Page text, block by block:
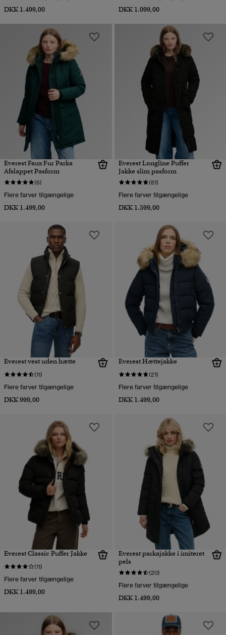
DKK 1.499,00 DKK 1.099,00
Everest Faux Fur Parka
Afslappet Pasform
(6)
Flere farver tilgængelige
DKK 1.499,00
Everest Longline Puffer
Jakke slim pasform
(81)
Flere farver tilgængelige
DKK 1.599,00
Everest vest uden hætte
(11)
Flere farver tilgængelige
DKK 999,00
Everest Hættejakke
(21)
Flere farver tilgængelige
DKK 1.499,00
Everest Classic Puffer Jakke
(11)
Flere farver tilgængelige
DKK 1.499,00
Everest parkajakke i imiteret
pels
(20)
Flere farver tilgængelige
DKK 1.499,00